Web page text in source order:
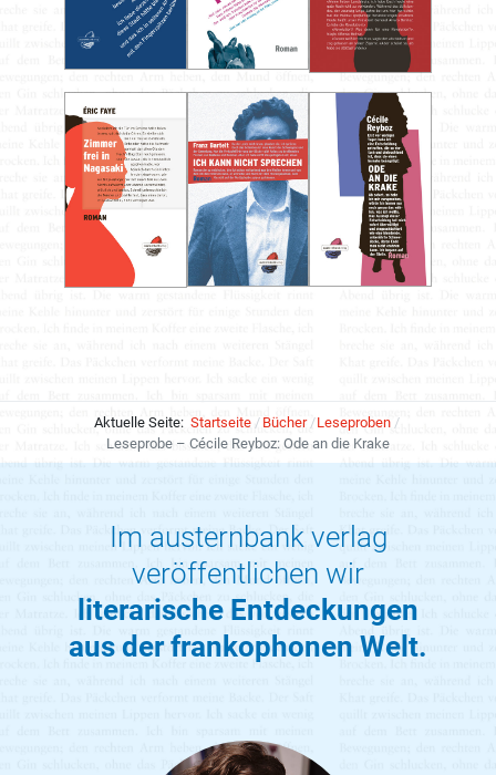
Aktuelle Seite: Startseite Bücher
Leseproben
Leseprobe – Cécile Reyboz: Ode an die Krake
Im austernbank verlag
veröffentlichen wir
literarische Entdeckungen
aus der frankophonen Welt.